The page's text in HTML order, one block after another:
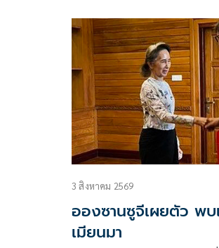
3 สิงหาคม 2569
อองซานซูจีเผยตัว พบ
เมียนมา